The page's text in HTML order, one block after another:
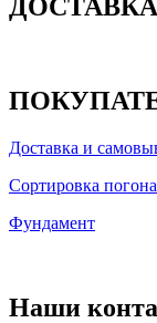
Доставка и
Сортировка
Фундамент
Наши